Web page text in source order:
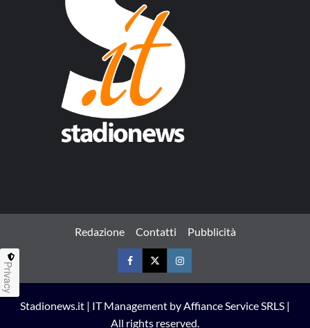
Redazione Contatti Pubblicità
FacebookTwitterInstagram
Stadionews.it | IT Management by Affiance Service SRLS |
All rights reserved.
Privacy